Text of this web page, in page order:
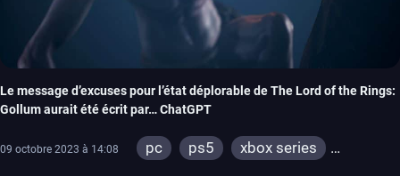
Le message d’excuses pour l’état déplorable de The Lord of the Rings:
Gollum aurait été écrit par… ChatGPT
09 octobre 2023 à 14:08 pc ps5
xbox series